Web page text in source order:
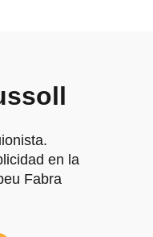
en la
Fabra